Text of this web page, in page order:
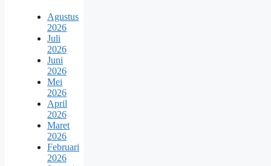
Agustus
2026
Juli
2026
Juni
2026
Mei
2026
April
2026
Maret
2026
Februari
2026